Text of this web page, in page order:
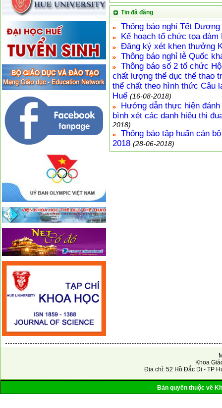
Tin đã đăng
Thông báo nghỉ Tết
Kế hoạch tổ chức tọa đàm
Đăng ký xét khen thưởng
Thông báo nghỉ lễ Quốc
Thông báo số 2 tổ chức
chất lượng thể dục thể thao
thể chất theo hình thức Câu
Huế (16-08-2018)
Hướng dẫn thực hiện
bình xét các danh hiệu thi
2018)
Thông báo tập huấn cán
2018 (28-06-2018)
Khoa
Địa chỉ: 52 Hồ Đắc Di - TP
Bản quyền thuộc về